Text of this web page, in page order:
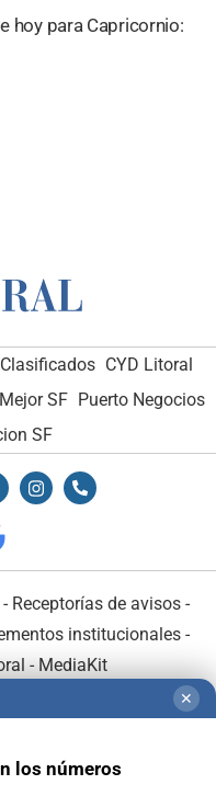
hoy para Capricornio:
Clasificados CYD Litoral
SF Puerto Negocios
SF
- Receptorías de avisos -
institucionales-
- MediaKit
✕
los números